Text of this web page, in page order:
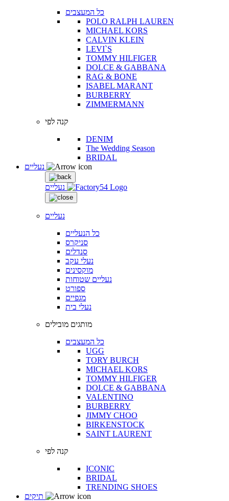
כל המעצבים
POLO RALPH LAUREN
MICHAEL KORS
CALVIN KLEIN
LEVI`S
TOMMY HILFIGER
DOLCE & GABBANA
RAG & BONE
ISABEL MARANT
BURBERRY
ZIMMERMANN
קנה לפי
DENIM
The Wedding Season
BRIDAL
נעליים
נעליים
כל הנעליים
סניקרס
סנדלים
נעלי עקב
מוקסינים
נעליים שטוחות
ספורט
מגפיים
נעלי בית
מותגים מובילים
כל המעצבים
UGG
TORY BURCH
MICHAEL KORS
TOMMY HILFIGER
DOLCE & GABBANA
VALENTINO
BURBERRY
JIMMY CHOO
BIRKENSTOCK
SAINT LAURENT
קנה לפי
ICONIC
BRIDAL
TRENDING SHOES